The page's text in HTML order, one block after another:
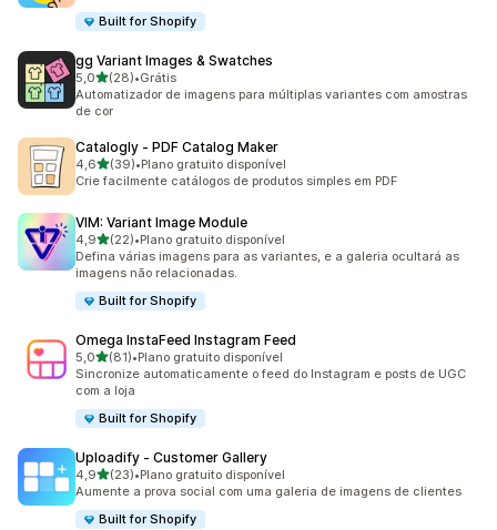
Built for Shopify
gg Variant Images & Swatches
5,0de 5 estrelas
(28)
28 avaliações ao todo
•Grátis
Automatizador de imagens para múltiplas variantes com amostras
de cor
Catalogly ‑ PDF Catalog Maker
4,6de 5 estrelas
(39)
39 avaliações ao todo
•Plano gratuito disponível
Crie facilmente catálogos de produtos simples em PDF
VIM: Variant Image Module
4,9de 5 estrelas
(22)
22 avaliações ao todo
•Plano gratuito disponível
Defina várias imagens para as variantes, e a galeria ocultará as
imagens não relacionadas.
Built for Shopify
Omega InstaFeed Instagram Feed
5,0de 5 estrelas
(81)
81 avaliações ao todo
•Plano gratuito disponível
Sincronize automaticamente o feed do Instagram e posts de UGC
com a loja
Built for Shopify
Uploadify ‑ Customer Gallery
4,9de 5 estrelas
(23)
23 avaliações ao todo
•Plano gratuito disponível
Aumente a prova social com uma galeria de imagens de clientes
Built for Shopify